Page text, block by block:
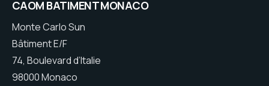
CAOM BATIMENT MONACO
Monte Carlo Sun
Bâtiment E/F
74, Boulevard d’Italie
98000 Monaco